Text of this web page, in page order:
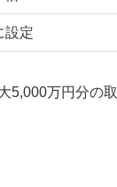
設定
5,000万円分の取